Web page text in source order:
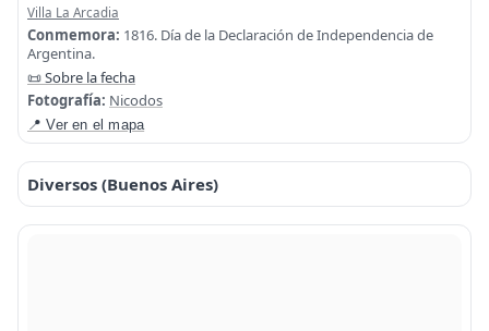
Villa La Arcadia
Conmemora: 1816. Día de la Declaración de Independencia de
Argentina.
📜 Sobre la fecha
Fotografía: Nicodos
📍 Ver en el mapa
Diversos (Buenos Aires)